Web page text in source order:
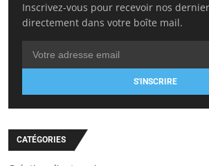
Inscrivez-vous pour recevoir nos
directement dans votre boîte mail.
S'INSCRIRE
CATÉGORIES